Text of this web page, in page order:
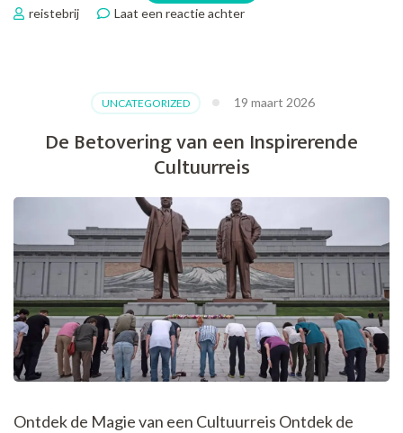
reistebrij Laat een reactie achterop
Vakantie
Spanje:
Betoverende
Bestemming
UNCATEGORIZED 19 maart 2026
De Betovering van een Inspirerende
Cultuurreis
Ontdek de Magie van een Cultuurreis Ontdek de